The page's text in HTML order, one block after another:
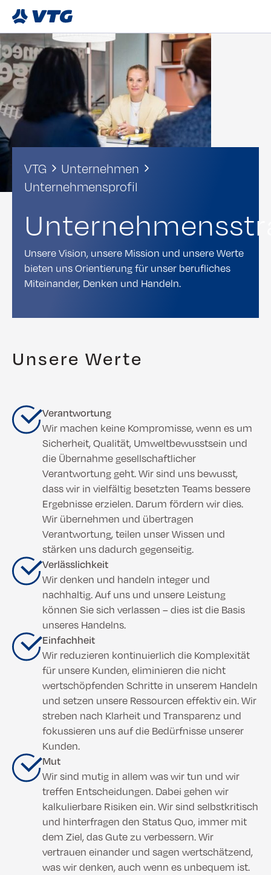
VTG
Unternehmen
Unternehmensprofil
Unsere Vision, unsere Mission und unsere Werte
bieten uns Orientierung für unser berufliches
Miteinander, Denken und Handeln.
Unsere Werte
Verantwortung
Wir machen keine Kompromisse, wenn es um
Sicherheit, Qualität, Umweltbewusstsein und
die Übernahme gesellschaftlicher
Verantwortung geht. Wir sind uns bewusst,
dass wir in vielfältig besetzten Teams bessere
Ergebnisse erzielen. Darum fördern wir dies.
Wir übernehmen und übertragen
Verantwortung, teilen unser Wissen und
stärken uns dadurch gegenseitig.
Verlässlichkeit
Wir denken und handeln integer und
nachhaltig. Auf uns und unsere Leistung
können Sie sich verlassen – dies ist die Basis
unseres Handelns.
Einfachheit
Wir reduzieren kontinuierlich die Komplexität
für unsere Kunden, eliminieren die nicht
wertschöpfenden Schritte in unserem Handeln
und setzen unsere Ressourcen effektiv ein. Wir
streben nach Klarheit und Transparenz und
fokussieren uns auf die Bedürfnisse unserer
Kunden.
Mut
Wir sind mutig in allem was wir tun und wir
treffen Entscheidungen. Dabei gehen wir
kalkulierbare Risiken ein. Wir sind selbstkritisch
und hinterfragen den Status Quo, immer mit
dem Ziel, das Gute zu verbessern. Wir
vertrauen einander und sagen wertschätzend,
was wir denken, auch wenn es unbequem ist.